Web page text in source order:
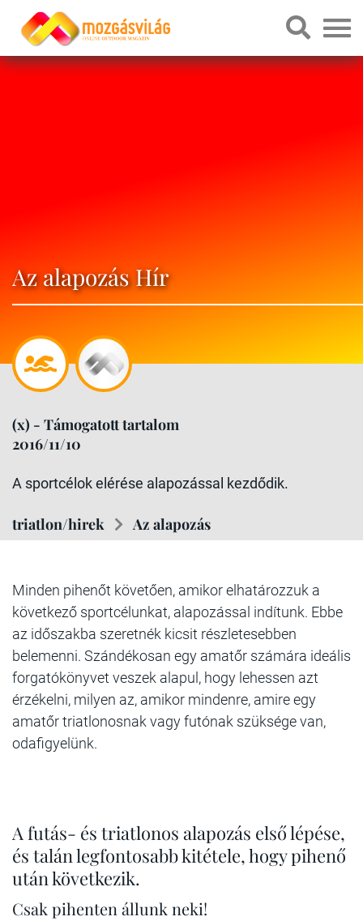
Az alapozás Hír
(x) - Támogatott tartalom
2016/11/10
A sportcélok elérése alapozással kezdődik.
triatlon/hirek Az alapozás
Minden pihenőt követően, amikor elhatározzuk a
következő sportcélunkat, alapozással indítunk. Ebbe
az időszakba szeretnék kicsit részletesebben
belemenni. Szándékosan egy amatőr számára ideális
forgatókönyvet veszek alapul, hogy lehessen azt
érzékelni, milyen az, amikor mindenre, amire egy
amatőr triatlonosnak vagy futónak szüksége van,
odafigyelünk.
A futás- és triatlonos alapozás első lépése,
és talán legfontosabb kitétele, hogy pihenő
után következik.
Csak pihenten állunk neki!